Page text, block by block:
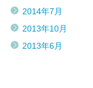
2014年7月
2013年10月
2013年6月